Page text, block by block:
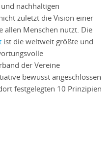
nachhaltigen
zuletzt die Vision einer
allen Menschen nutzt. Die
ist die weltweit größte und
der Vereine
bewusst angeschlossen
festgelegten 10 Prinzipien